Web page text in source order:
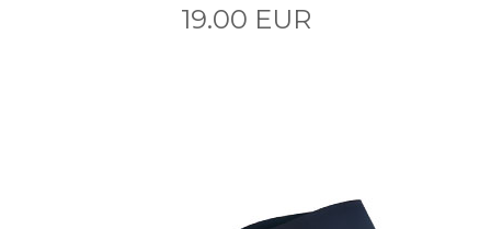
19.00 EUR